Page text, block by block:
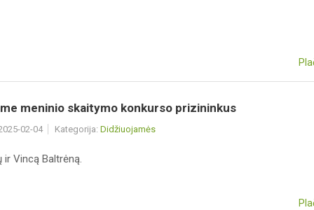
meninio skaitymo konkurso prizininkus
02-04 Kategorija: Didžiuojamės
ir Vincą Baltrėną.